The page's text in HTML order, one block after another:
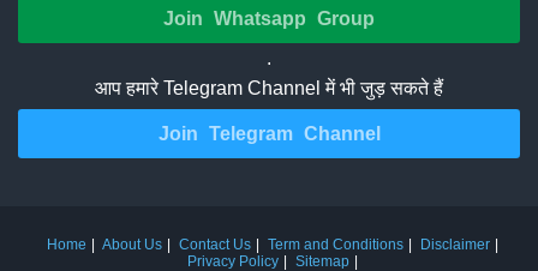
Join Whatsapp Group
.
आप हमारे Telegram Channel में भी जुड़ सकते हैं
Join Telegram Channel
Home About Us Contact Us Term and Conditions
Disclaimer
Privacy Policy
Sitemap